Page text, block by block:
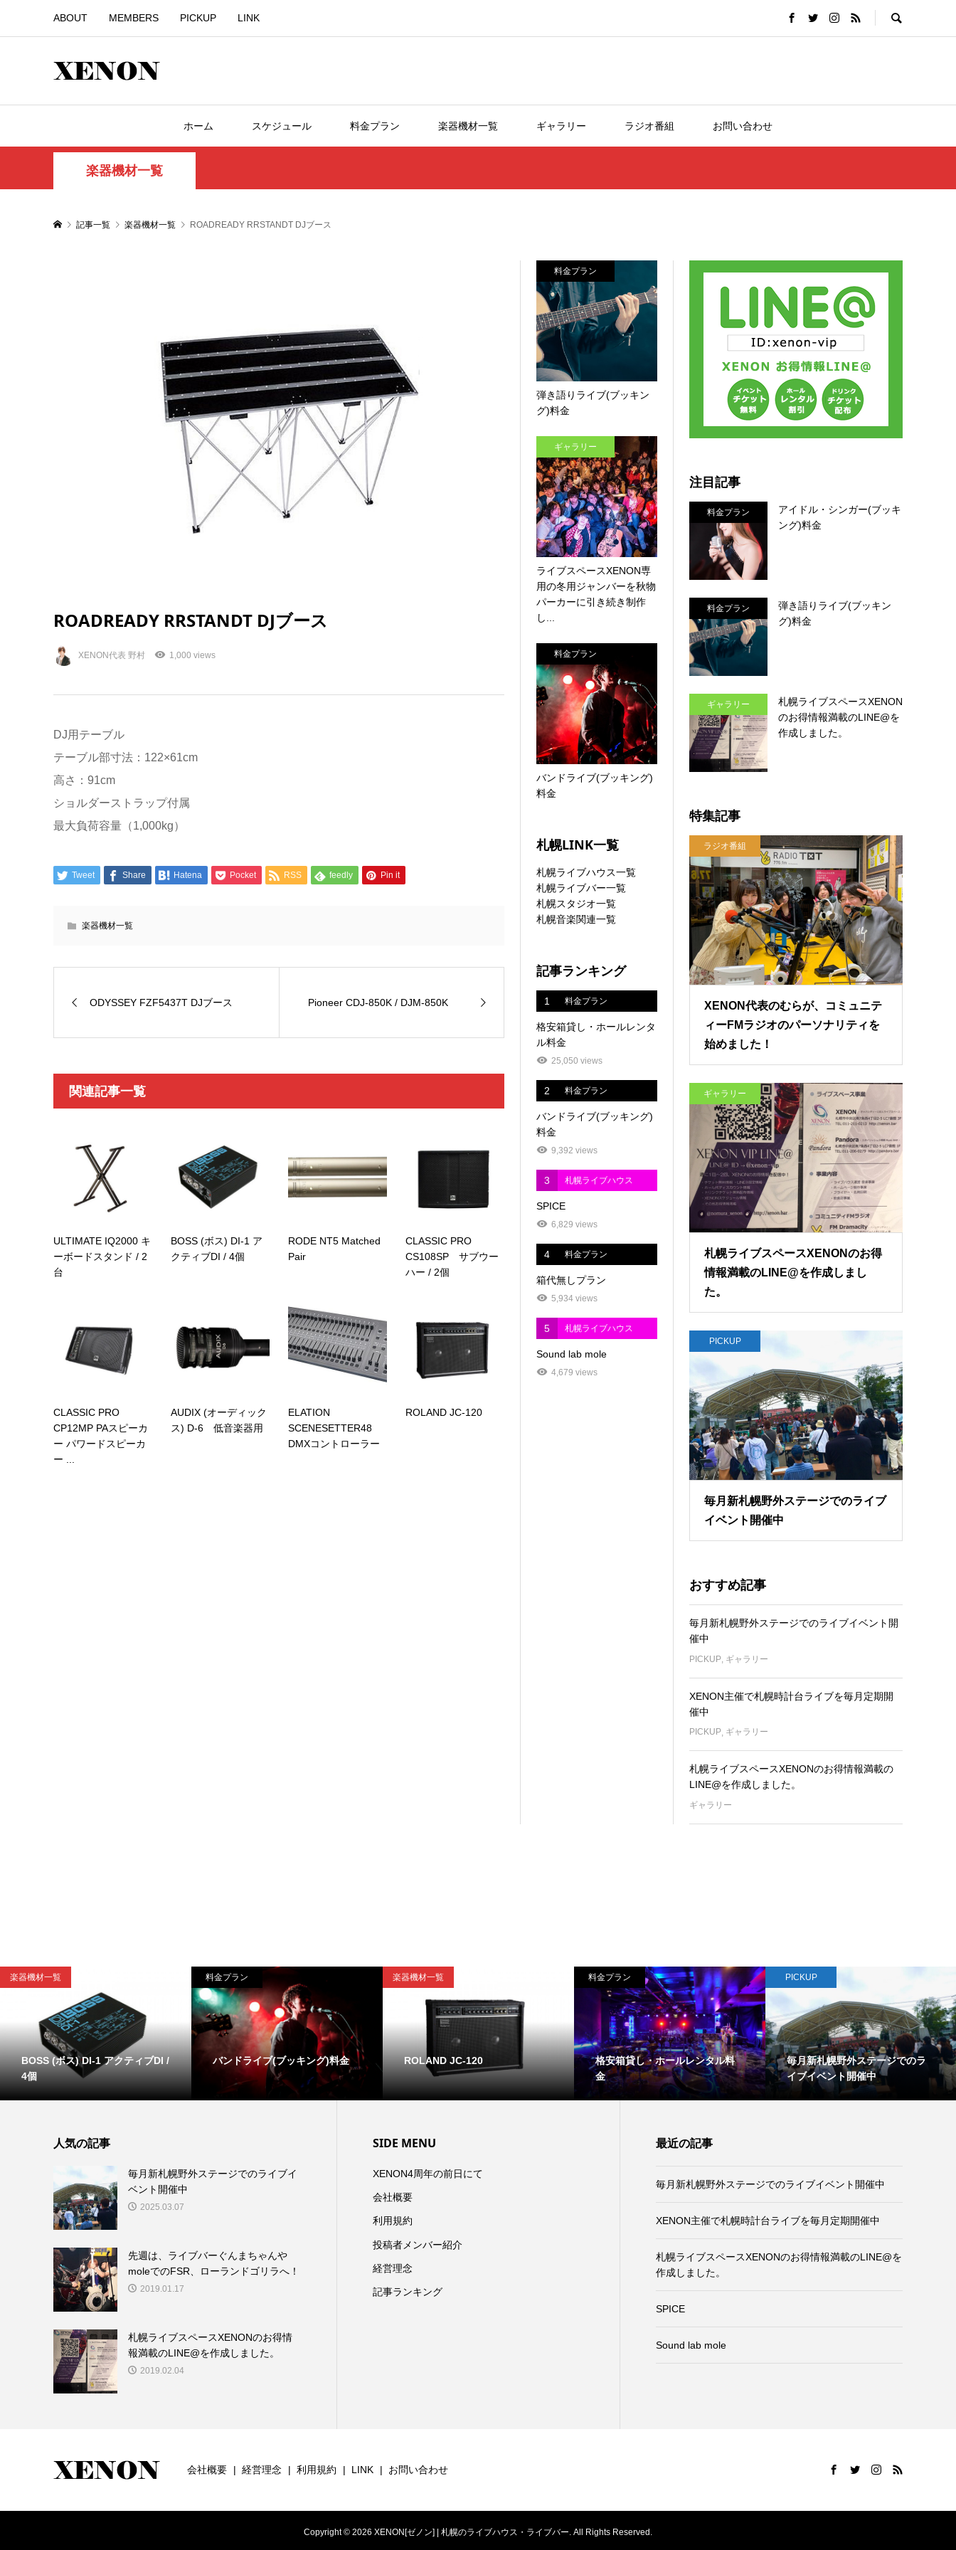
ABOUT MEMBERS PICKUP LINK
ホーム スケジュール 料金プラン 楽器機材一覧 ギャラリー ラジオ番組 お問い合わせ
楽器機材一覧
記事一覧 楽器機材一覧 ROADREADY RRSTANDT DJブース
ROADREADY RRSTANDT DJブース
XENON代表 野村 1,000 views
DJ用テーブル
テーブル部寸法：122×61cm
高さ：91cm
ショルダーストラップ付属
最大負荷容量（1,000kg）
Tweet Share Hatena Pocket RSS feedly Pin it
楽器機材一覧
ODYSSEY FZF5437T DJブース Pioneer CDJ-850K / DJM-850K
関連記事一覧
ULTIMATE IQ2000 キ
ーボードスタンド / 2
台
BOSS (ボス) DI-1 ア
クティブDI / 4個
RODE NT5 Matched
Pair
CLASSIC PRO
CS108SP サブウー
ハー / 2個
CLASSIC PRO
CP12MP PAスピーカ
ー パワードスピーカ
ー ...
AUDIX (オーディック
ス) D-6 低音楽器用
ELATION
SCENESETTER48
DMXコントローラー
ROLAND JC-120
料金プラン
弾き語りライブ(ブッキン
グ)料金
ギャラリー
ライブスペースXENON専
用の冬用ジャンバーを秋物
パーカーに引き続き制作
し...
料金プラン
バンドライブ(ブッキング)
料金
札幌LINK一覧
札幌ライブハウス一覧
札幌ライブバー一覧
札幌スタジオ一覧
札幌音楽関連一覧
記事ランキング
1 料金プラン
格安箱貸し・ホールレンタ
ル料金
25,050 views
2 料金プラン
バンドライブ(ブッキング)
料金
9,392 views
3 札幌ライブハウス
SPICE
6,829 views
4 料金プラン
箱代無しプラン
5,934 views
5 札幌ライブハウス
Sound lab mole
4,679 views
注目記事
料金プラン
アイドル・シンガー(ブッキ
ング)料金
料金プラン
弾き語りライブ(ブッキン
グ)料金
ギャラリー
札幌ライブスペースXENON
のお得情報満載のLINE@を
作成しました。
特集記事
ラジオ番組
XENON代表のむらが、コミュニテ
ィーFMラジオのパーソナリティを
始めました！
ギャラリー
札幌ライブスペースXENONのお得
情報満載のLINE@を作成しまし
た。
PICKUP
毎月新札幌野外ステージでのライブ
イベント開催中
おすすめ記事
毎月新札幌野外ステージでのライブイベント開
催中
PICKUP ギャラリー
XENON主催で札幌時計台ライブを毎月定期開
催中
PICKUP ギャラリー
札幌ライブスペースXENONのお得情報満載の
LINE@を作成しました。
ギャラリー
楽器機材一覧
BOSS (ボス) DI-1 アクティブDI /
4個
料金プラン
バンドライブ(ブッキング)料金
楽器機材一覧
ROLAND JC-120
料金プラン
格安箱貸し・ホールレンタル料
金
PICKUP
毎月新札幌野外ステージでのラ
イブイベント開催中
人気の記事
毎月新札幌野外ステージでのライブイ
ベント開催中
2025.03.07
先週は、ライブバーぐんまちゃんや
moleでのFSR、ローランドゴリラへ！
2019.01.17
札幌ライブスペースXENONのお得情
報満載のLINE@を作成しました。
2019.02.04
SIDE MENU
XENON4周年の前日にて
会社概要
利用規約
投稿者メンバー紹介
経営理念
記事ランキング
最近の記事
毎月新札幌野外ステージでのライブイベント開催中
XENON主催で札幌時計台ライブを毎月定期開催中
札幌ライブスペースXENONのお得情報満載のLINE@を
作成しました。
SPICE
Sound lab mole
会社概要 経営理念 利用規約 LINK お問い合わせ
Copyright © 2026 XENON[ゼノン] | 札幌のライブハウス・ライブバー. All Rights Reserved.